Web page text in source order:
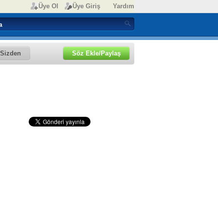
Üye Ol Üye Giriş Yardım
Sizden Söz Ekle/Paylaş